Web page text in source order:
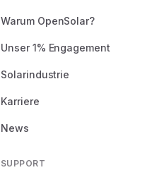
Warum OpenSolar?
Unser 1% Engagement
Solarindustrie
Karriere
News
SUPPORT